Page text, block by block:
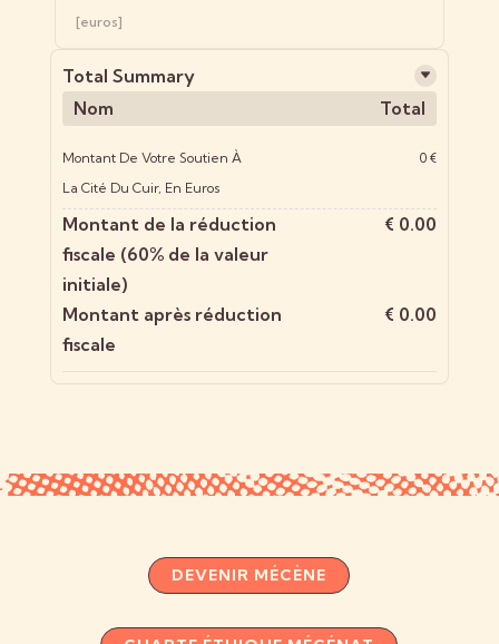
[euros]
Total Summary
Nom
Total
Montant De Votre Soutien À
La Cité Du Cuir, En Euros
0 €
Montant de la réduction
fiscale (60% de la valeur
initiale)
€ 0.00
Montant après réduction
fiscale
€ 0.00
DEVENIR MÉCÈNE